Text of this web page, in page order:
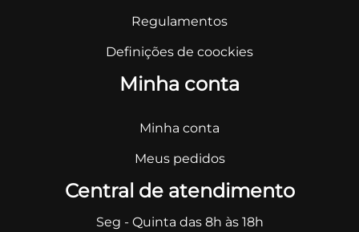
Regulamentos
Definições de coockies
Minha conta
Minha conta
Meus pedidos
Central de atendimento
Seg - Quinta das 8h às 18h